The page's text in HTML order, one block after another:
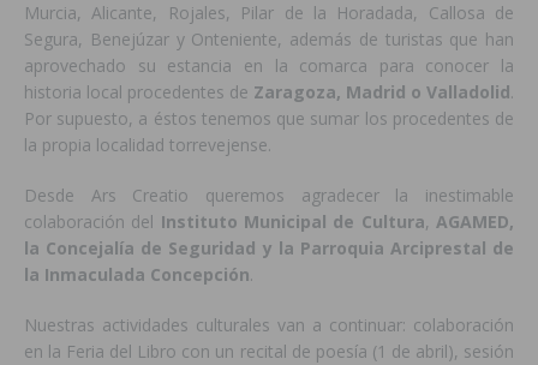
Murcia, Alicante, Rojales, Pilar de la Horadada, Callosa de
Segura, Benejúzar y Onteniente, además de turistas que han
aprovechado su estancia en la comarca para conocer la
historia local procedentes de Zaragoza, Madrid o Valladolid.
Por supuesto, a éstos tenemos que sumar los procedentes de
la propia localidad torrevejense.
Desde Ars Creatio queremos agradecer la inestimable
colaboración del Instituto Municipal de Cultura,AGAMED,
la Concejalía de Seguridad y la Parroquia Arciprestal de
la Inmaculada Concepción.
Nuestras actividades culturales van a continuar: colaboración
en la Feria del Libro con un recital de poesía (1 de abril), sesión